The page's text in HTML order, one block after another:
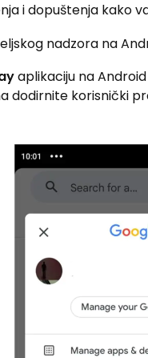
i dopuštenja kako
nadzora na
aplikaciju na
dodirnite korisnički